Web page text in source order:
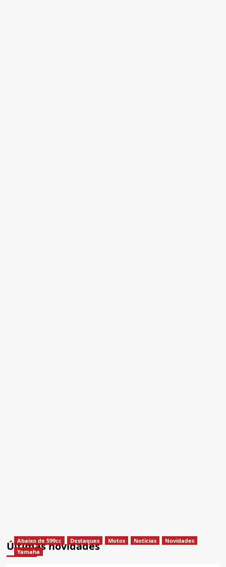
Últimas novidades
Abaixo de 599cc Destaques Motos Notícias
Novidades
Yamaha